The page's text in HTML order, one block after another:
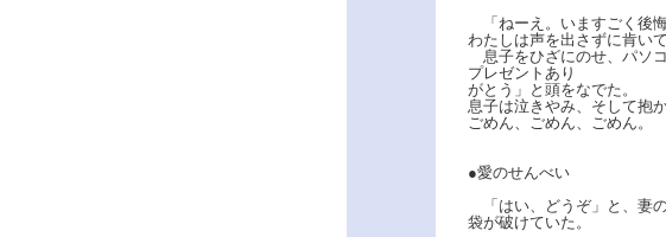
「ねーえ。いますごく後
わたしは声を出さずに肯い
息子をひざにのせ、パソ
プレゼントあり
がとう」と頭をなでた。
息子は泣きやみ、そして抱
ごめん、ごめん、ごめん。
●愛のせんべい
「はい、どうぞ」と、妻
袋が破けていた。